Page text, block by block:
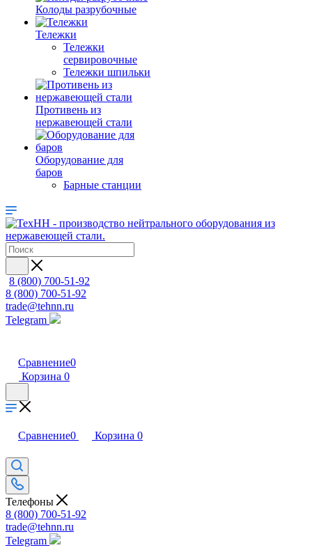
Колоды разрубочные
Тележки
Тележки
сервировочные
Тележки шпильки
Противень из
нержавеющей стали
Оборудование для
баров
Барные станции
8 (800) 700-51-92
8 (800) 700-51-92
trade@tehnn.ru
Telegram
Сравнение0
Корзина 0
Сравнение0 Корзина 0
Телефоны
8 (800) 700-51-92
trade@tehnn.ru
Telegram